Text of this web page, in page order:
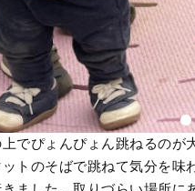
でぴょんぴょん跳ねるの
トのそばで跳ねて気分を